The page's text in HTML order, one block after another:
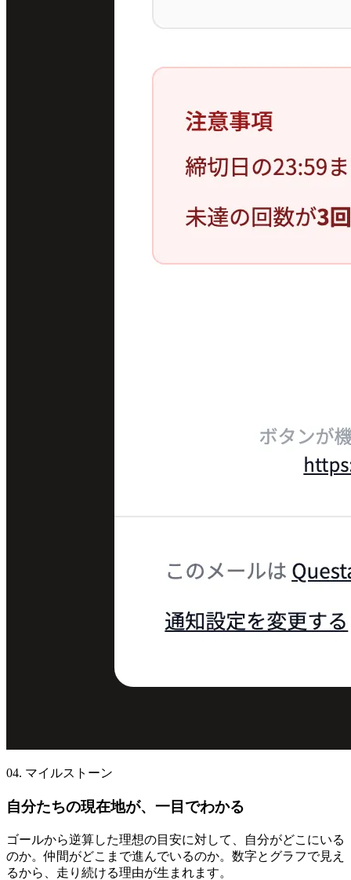
04. マイルストーン
自分たちの現在地が、一目でわかる
ゴールから逆算した理想の目安に対して、自分がどこにいる
のか。仲間がどこまで進んでいるのか。数字とグラフで見え
るから、走り続ける理由が生まれます。